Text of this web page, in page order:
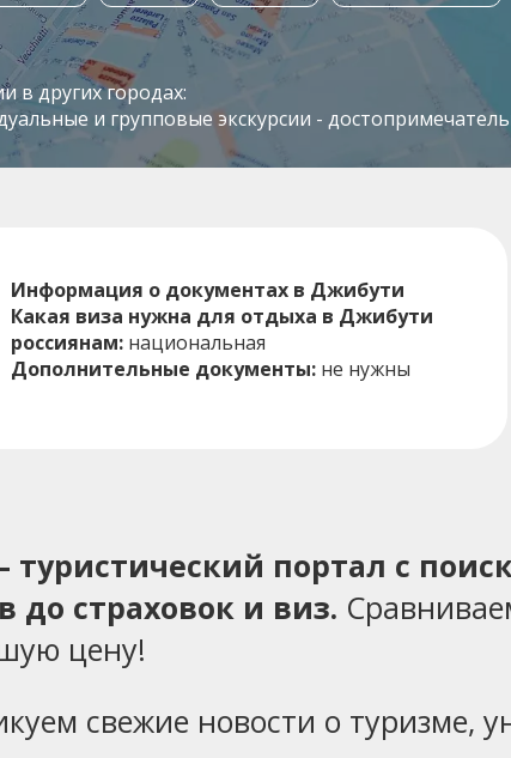
в других городах:
и групповые экскурсии -
Информация о документах в Джибути
Какая виза нужна для отдыха в Джибути
россиянам: национальная
Дополнительные документы: не нужны
туристический портал с
до страховок и виз.
цену!
свежие новости о